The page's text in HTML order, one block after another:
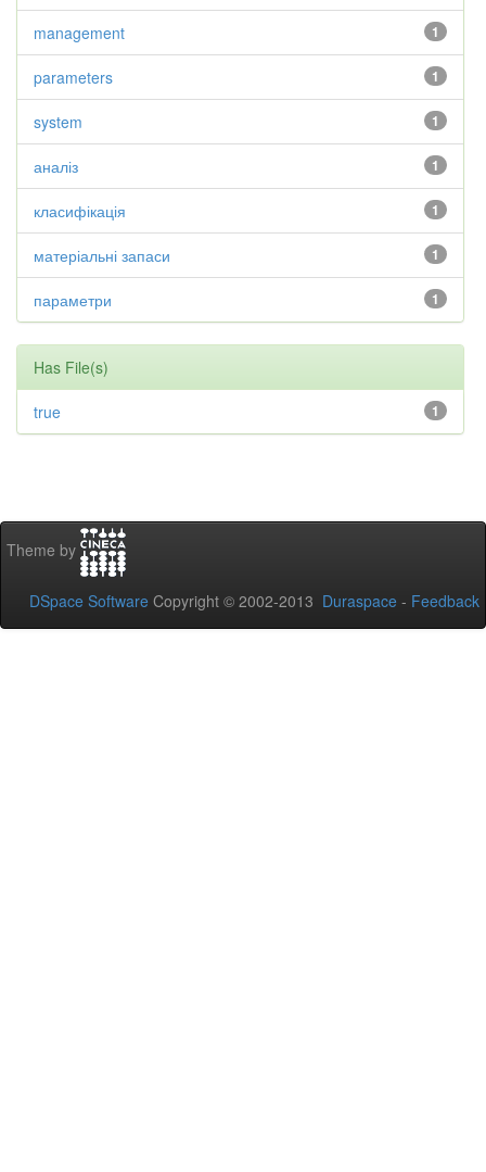
1
management
1
parameters
1
system
1
аналіз
1
класифікація
1
матеріальні запаси
1
параметри
Has File(s)
1
true
Theme by
DSpace Software Copyright © 2002-2013 Duraspace - Feedback